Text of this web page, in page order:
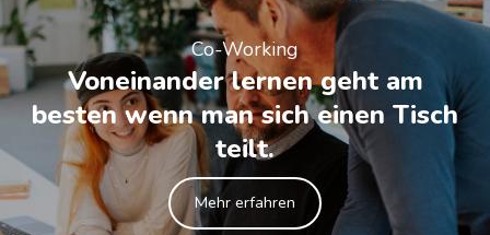
Co-Working
Voneinander lernen geht am
besten wenn man sich einen Tisch
teilt.
Mehr erfahren